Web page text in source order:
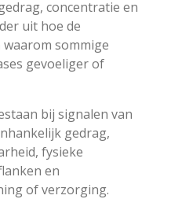
concentratie en
uit hoe de
sommige
gevoeliger of
bij signalen van
gedrag,
fysieke
en
of verzorging.